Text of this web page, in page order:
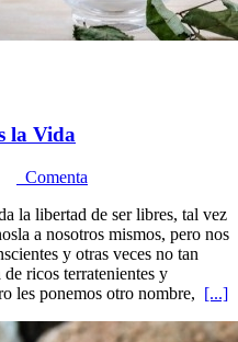
la Vida
Comenta
la libertad de ser libres, tal vez
a nosotros mismos, pero nos
y otras veces no tan
ricos terratenientes y
les ponemos otro nombre, [...]